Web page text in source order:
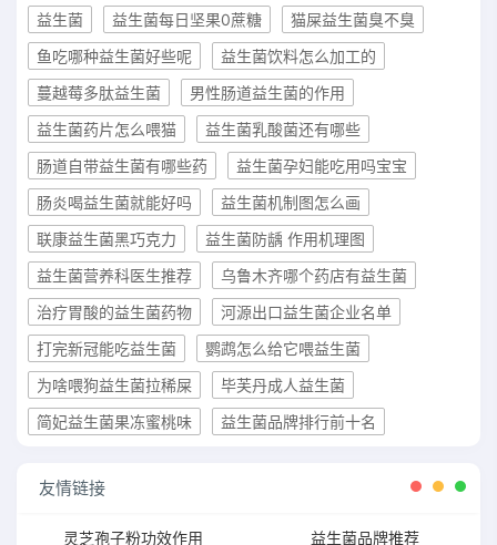
益生菌 益生菌每日坚果0蔗糖
猫屎益生菌臭不臭
鱼吃哪种益生菌好些呢
益生菌饮料怎么加工的
蔓越莓多肽益生菌
男性肠道益生菌的作用
益生菌药片怎么喂猫
益生菌乳酸菌还有哪些
肠道自带益生菌有哪些药
益生菌孕妇能吃用吗宝宝
肠炎喝益生菌就能好吗
益生菌机制图怎么画
联康益生菌黑巧克力
益生菌防龋 作用机理图
益生菌营养科医生推荐
乌鲁木齐哪个药店有益生菌
治疗胃酸的益生菌药物
河源出口益生菌企业名单
打完新冠能吃益生菌
鹦鹉怎么给它喂益生菌
为啥喂狗益生菌拉稀屎
毕芙丹成人益生菌
简妃益生菌果冻蜜桃味
益生菌品牌排行前十名
友情链接
灵芝孢子粉功效作用 益生菌品牌推荐